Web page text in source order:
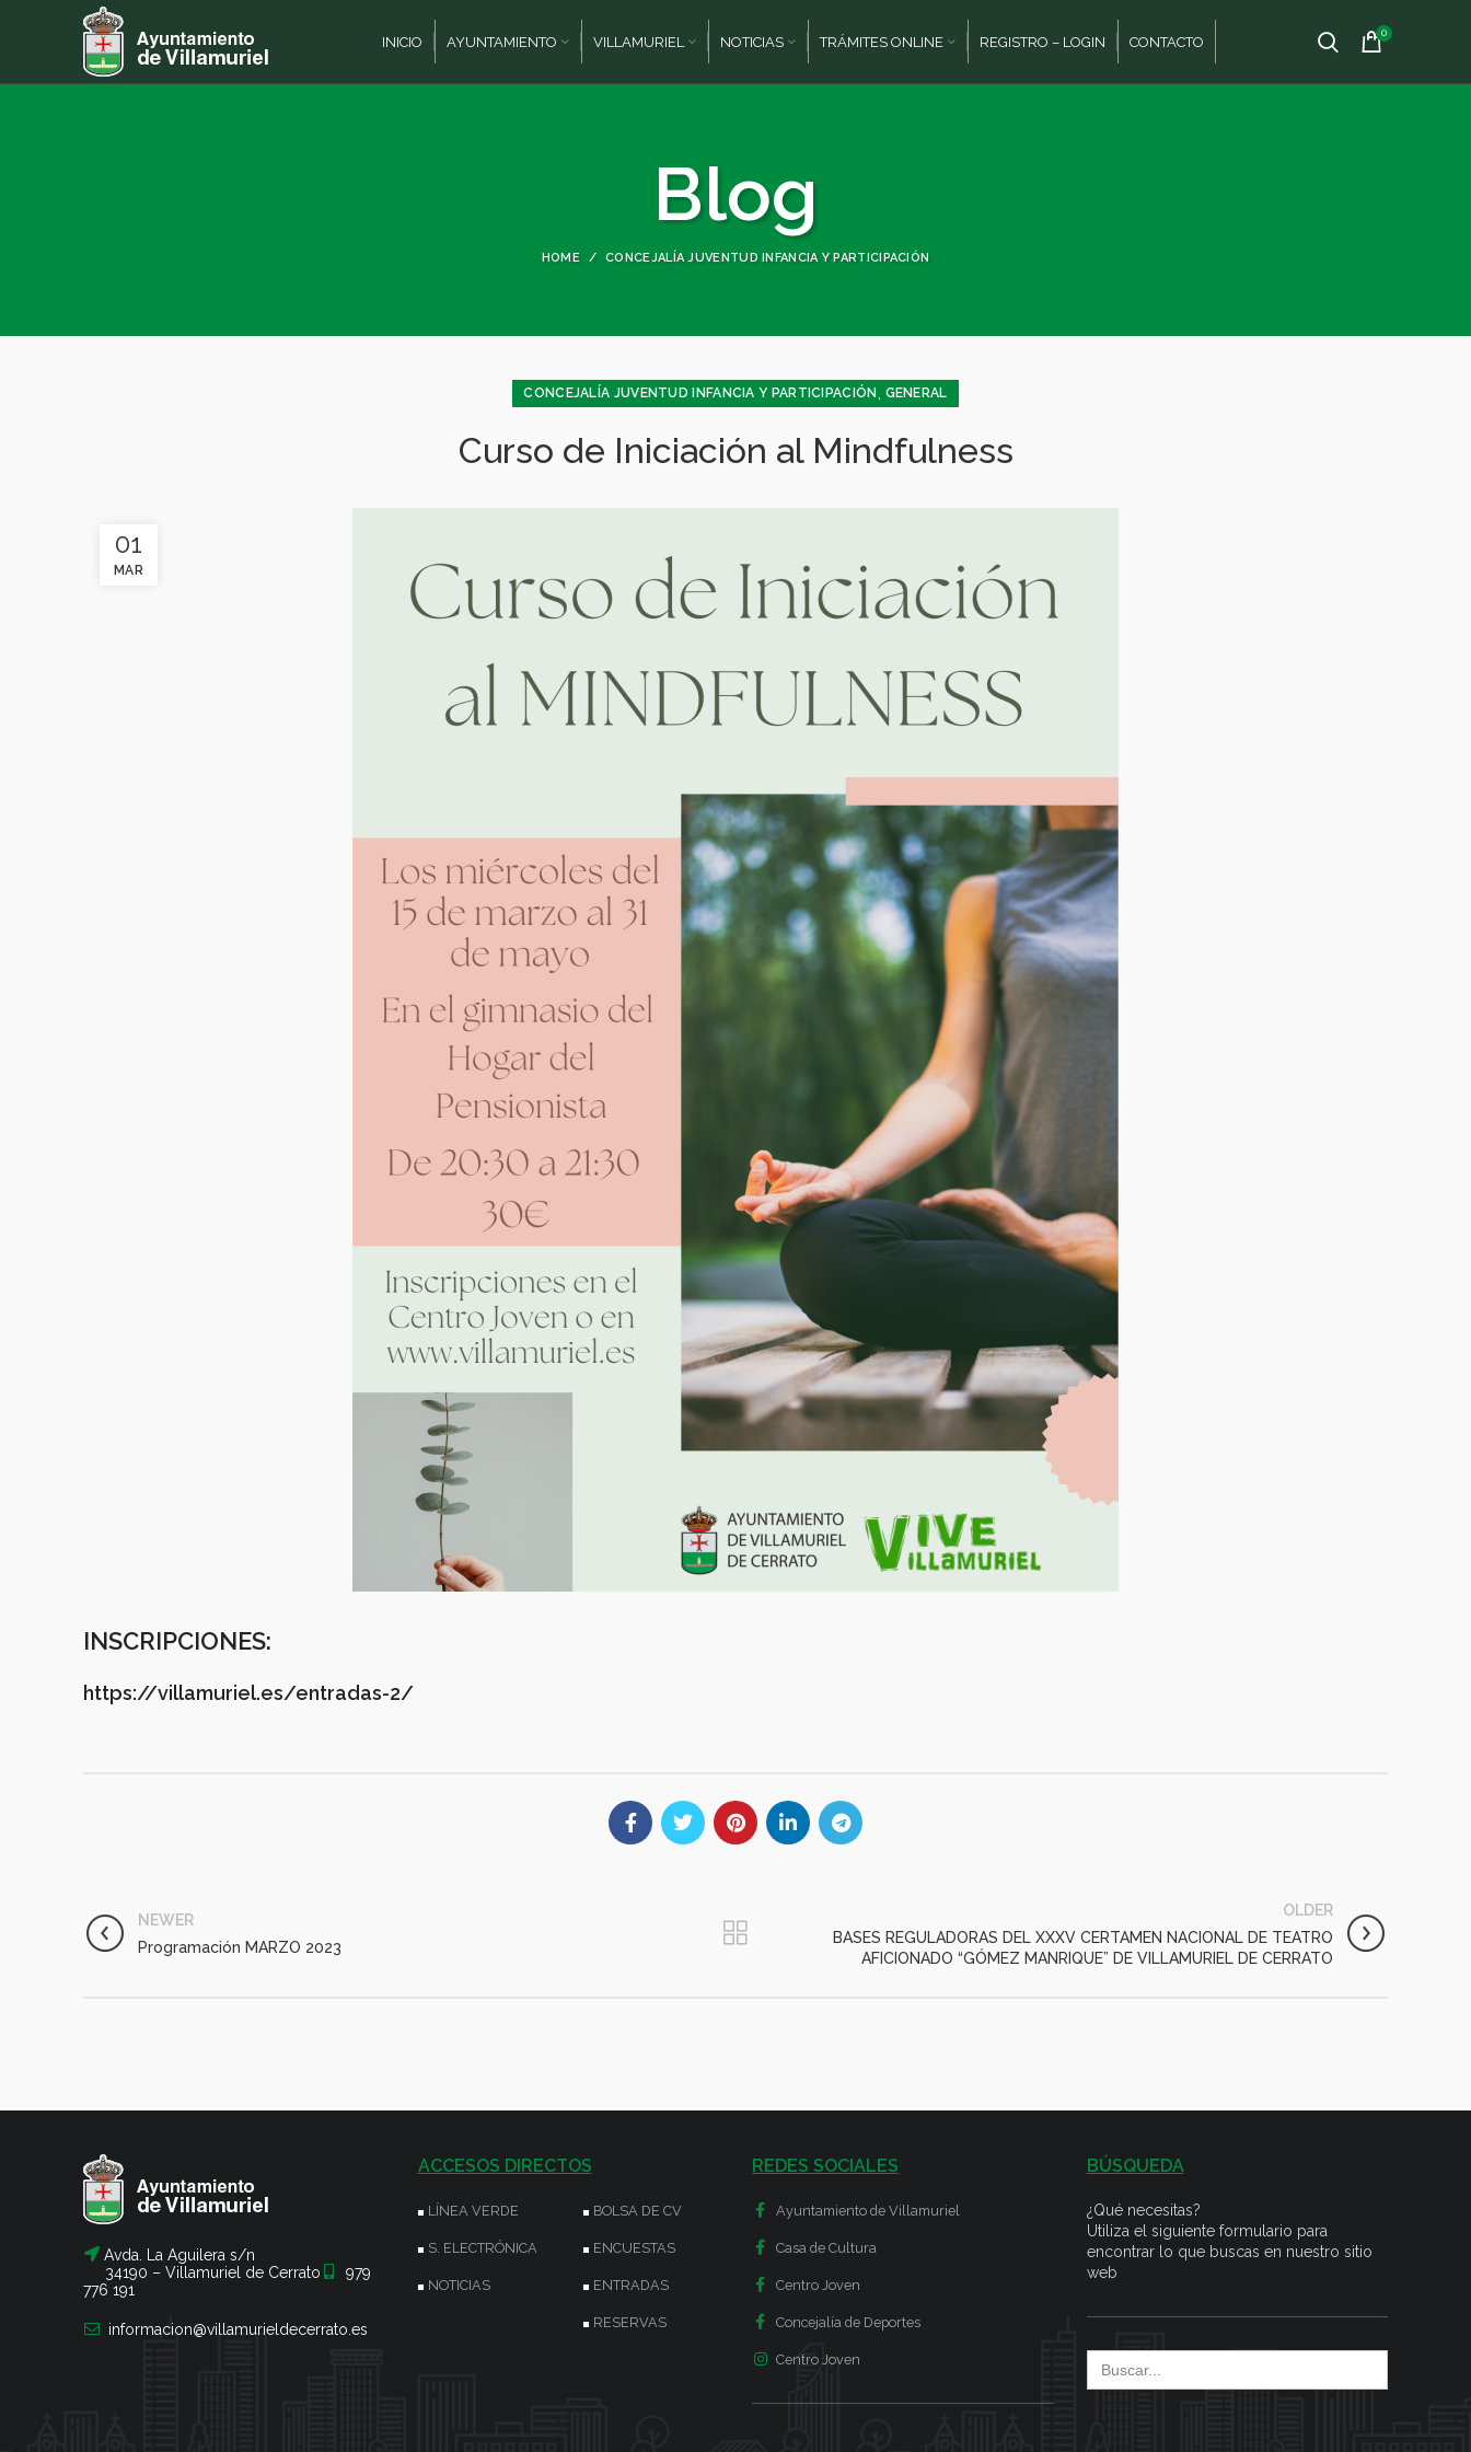
INICIO AYUNTAMIENTO VILLAMURIEL NOTICIAS TRÁMITES ONLINE REGISTRO – LOGIN CONTACTO
0
Blog
HOME CONCEJALÍA JUVENTUD INFANCIA Y PARTICIPACIÓN
CONCEJALÍA JUVENTUD INFANCIA Y PARTICIPACIÓN GENERAL
Curso de Iniciación al Mindfulness
01
MAR
INSCRIPCIONES:
https://villamuriel.es/entradas-2/
NEWER
Programación MARZO 2023
OLDER
BASES REGULADORAS DEL XXXV CERTAMEN NACIONAL DE TEATRO
AFICIONADO “GÓMEZ MANRIQUE” DE VILLAMURIEL DE CERRATO
Avda. La Aguilera s/n
34190 – Villamuriel de Cerrato
979
776 191
informacion@villamurieldecerrato.es
ACCESOS DIRECTOS
LÍNEA VERDE
S. ELECTRÓNICA
NOTICIAS
BOLSA DE CV
ENCUESTAS
ENTRADAS
RESERVAS
REDES SOCIALES
Ayuntamiento de Villamuriel
Casa de Cultura
Centro Joven
Concejalía de Deportes
Centro Joven
BÚSQUEDA
¿Qué necesitas?
Utiliza el siguiente formulario para
encontrar lo que buscas en nuestro sitio
web
Search
for: